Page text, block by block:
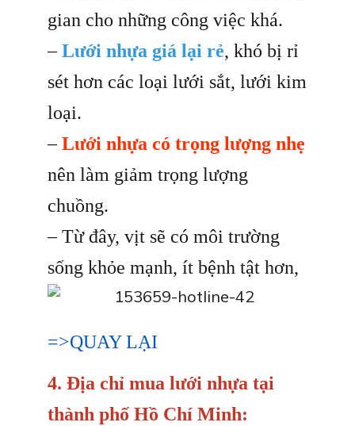
gian cho những công việc khá.
–Lưới nhựa giá lại rẻ, khó bị rỉ
sét hơn các loại lưới sắt, lưới kim
loại.
–Lưới nhựa có trọng lượng nhẹ
nên làm giảm trọng lượng
chuồng.
– Từ đây, vịt sẽ có môi trường
sống khỏe mạnh, ít bệnh tật hơn,
=>QUAY LẠI
4. Địa chỉ mua lưới nhựa tại
thành phố Hồ Chí Minh: